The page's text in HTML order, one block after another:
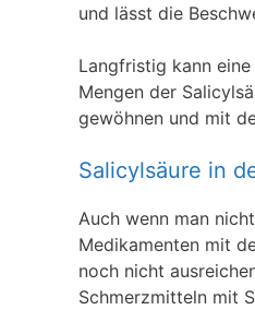
und lässt die
Langfristig kann
Mengen der
gewöhnen und mit
Salicylsäure in
Auch wenn man
Medikamenten mit
noch nicht
Schmerzmitteln mit